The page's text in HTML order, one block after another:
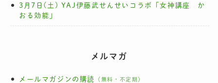
3月7日(土) YAJ伊藤武せんせいコラボ「女神講座 か
おる効能」
メルマガ
メールマガジンの購読 （無料・不定期）